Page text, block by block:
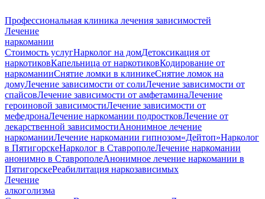
Профессиональная клиника лечения зависимостей
Лечение
наркомании
Стоимость услугНарколог на домДетоксикация от
наркотиковКапельница от наркотиковКодирование от
наркоманииСнятие ломки в клиникеСнятие ломок на
домуЛечение зависимости от солиЛечение зависимости от
спайсовЛечение зависимости от амфетаминаЛечение
героиновой зависимостиЛечение зависимости от
мефедронаЛечение наркомании подростковЛечение от
лекарственной зависимостиАнонимное лечение
наркоманииЛечение наркомании гипнозом«Дейтоп»Нарколог
в ПятигорскеНарколог в СтаврополеЛечение наркомании
анонимно в СтаврополеАнонимное лечение наркомании в
ПятигорскеРеабилитация наркозависимых
Лечение
алкоголизма